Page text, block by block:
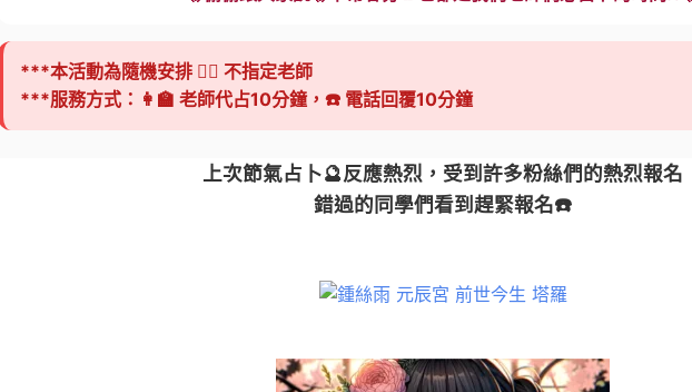
***本活動為隨機安排 💁‍♀️ 不指定老師
***服務方式：👩‍🏫 老師代占10分鐘，☎️ 電話回覆10分鐘
上次節氣占卜🔮反應熱烈，受到許多粉絲們的熱烈報名
錯過的同學們看到趕緊報名☎️